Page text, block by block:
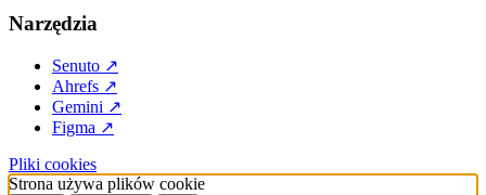
Narzędzia
Senuto ↗
Ahrefs ↗
Gemini ↗
Figma ↗
Pliki cookies
Strona używa plików cookie